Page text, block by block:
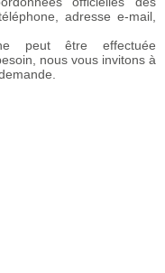
adresse e-mail,
peut être effectuée
nous vous invitons à